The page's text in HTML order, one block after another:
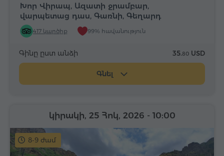
Խոր Վիրապ, Ազատի ջրամբար,
վարպետաց դաս, Գառնի, Գեղարդ
417 կարծիք 99% հավանություն
Գինը ըստ անձի 35.80 USD
Գնել
8-9 ժամ
կիրակի, 25 Հոկ, 2026 - 10:00